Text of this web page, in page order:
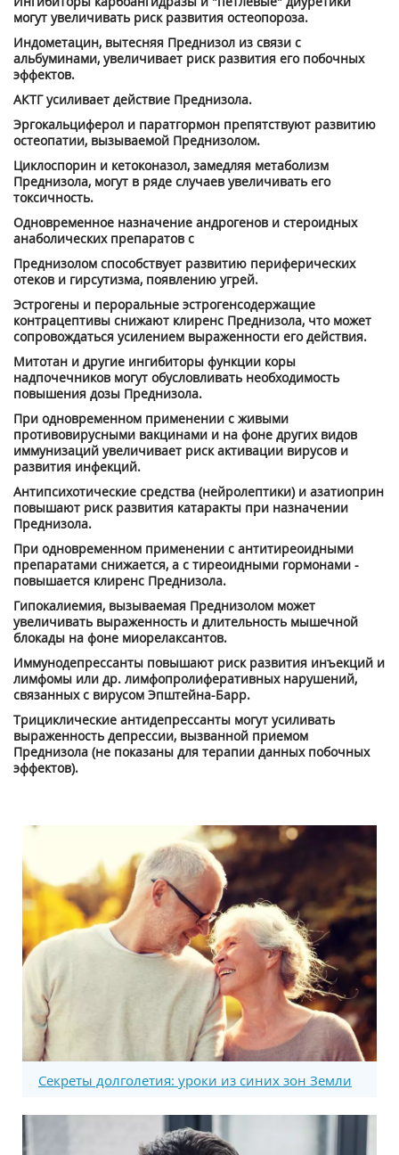
могут увеличивать риск развития остеопороза.
Индометацин, вытесняя Преднизол из связи с
альбуминами, увеличивает риск развития его побочных
эффектов.
АКТГ усиливает действие Преднизола.
Эргокальциферол и паратгормон препятствуют развитию
остеопатии, вызываемой Преднизолом.
Циклоспорин и кетоконазол, замедляя метаболизм
Преднизола, могут в ряде случаев увеличивать его
токсичность.
Одновременное назначение андрогенов и стероидных
анаболических препаратов с
Преднизолом способствует развитию периферических
отеков и гирсутизма, появлению угрей.
Эстрогены и пероральные эстрогенсодержащие
контрацептивы снижают клиренс Преднизола, что может
сопровождаться усилением выраженности его действия.
Митотан и другие ингибиторы функции коры
надпочечников могут обусловливать необходимость
повышения дозы Преднизола.
При одновременном применении с живыми
противовирусными вакцинами и на фоне других видов
иммунизаций увеличивает риск активации вирусов и
развития инфекций.
Антипсихотические средства (нейролептики) и азатиоприн
повышают риск развития катаракты при назначении
Преднизола.
При одновременном применении с антитиреоидными
препаратами снижается, а с тиреоидными гормонами -
повышается клиренс Преднизола.
Гипокалиемия, вызываемая Преднизолом может
увеличивать выраженность и длительность мышечной
блокады на фоне миорелаксантов.
Иммунодепрессанты повышают риск развития инъекций и
лимфомы или др. лимфопролиферативных нарушений,
связанных с вирусом Эпштейна-Барр.
Трициклические антидепрессанты могут усиливать
выраженность депрессии, вызванной приемом
Преднизола (не показаны для терапии данных побочных
эффектов).
Секреты долголетия: уроки из синих зон Земли